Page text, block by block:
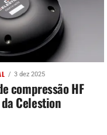
3 dez 2025
compressão HF
Celestion